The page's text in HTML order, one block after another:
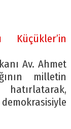
Küçükler’in
Av. Ahmet
milletin